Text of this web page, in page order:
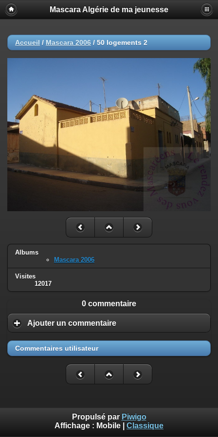
Mascara Algérie de ma jeunesse
Accueil / Mascara 2006 / 50 logements 2
Albums
Mascara 2006
Visites
12017
0 commentaire
Ajouter un commentaire
Commentaires utilisateur
Propulsé par Piwigo
Affichage : Mobile Classique